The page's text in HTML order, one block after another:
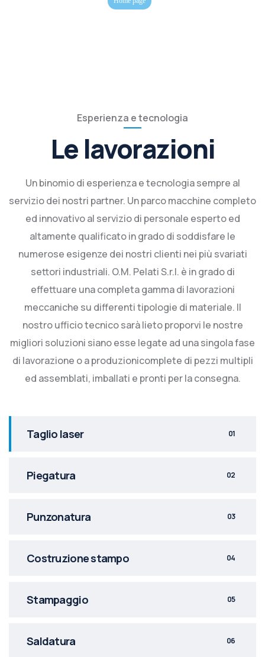
Esperienza e tecnologia
Le lavorazioni
Un binomio di esperienza e tecnologia sempre al
servizio dei nostri partner. Un parco macchine completo
ed innovativo al servizio di personale esperto ed
altamente qualificato in grado di soddisfare le
numerose esigenze dei nostri clienti nei più svariati
settori industriali. O.M. Pelati S.r.l. è in grado di
effettuare una completa gamma di lavorazioni
meccaniche su differenti tipologie di materiale. Il
nostro ufficio tecnico sarà lieto proporvi le nostre
migliori soluzioni siano esse legate ad una singola fase
di lavorazione o a produzionicomplete di pezzi multipli
ed assemblati, imballati e pronti per la consegna.
Taglio laser 01
Piegatura 02
Punzonatura 03
Costruzione stampo 04
Stampaggio 05
Saldatura 06